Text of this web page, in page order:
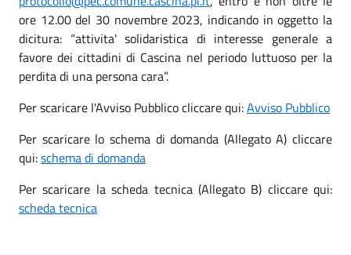
ore 12.00 del 30 novembre 2023, indicando in oggetto la
dicitura: “attivita' solidaristica di interesse generale a
favore dei cittadini di Cascina nel periodo luttuoso per la
perdita di una persona cara”.
Per scaricare l'Avviso Pubblico cliccare qui:Avviso Pubblico
Per scaricare lo schema di domanda (Allegato A) cliccare
qui:schema di domanda
Per scaricare la scheda tecnica (Allegato B) cliccare qui:
scheda tecnica